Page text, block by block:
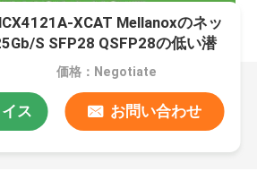
XCAT Mellanoxのネッ
S SFP28 QSFP28の低い潜
価格：Negotiate
ス お問い合わせ